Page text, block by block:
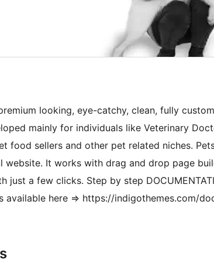
looking, eye-catchy, clean, fully
mainly for individuals like Veterinary
food sellers and other pet related niches.
website. It works with drag and drop page
just a few clicks. Step by step
available here => https://indigothemes.com/